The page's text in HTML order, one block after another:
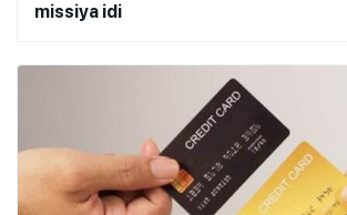
missiya idi